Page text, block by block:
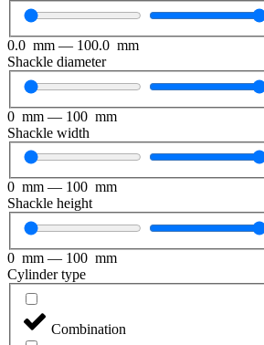
0.0 mm — 100.0 mm
Shackle diameter
0 mm — 100 mm
Shackle width
0 mm — 100 mm
Shackle height
0 mm — 100 mm
Cylinder type
Combination